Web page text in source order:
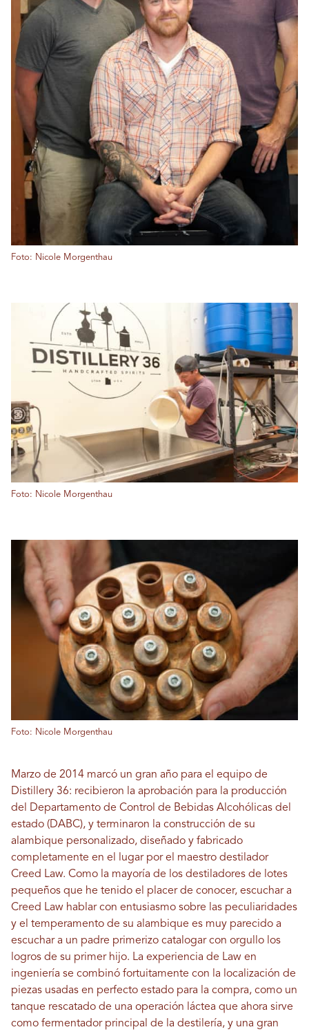
Foto: Nicole Morgenthau
Foto: Nicole Morgenthau
Foto: Nicole Morgenthau
Marzo de 2014 marcó un gran año para el equipo de
Distillery 36: recibieron la aprobación para la producción
del Departamento de Control de Bebidas Alcohólicas del
estado (DABC), y terminaron la construcción de su
alambique personalizado, diseñado y fabricado
completamente en el lugar por el maestro destilador
Creed Law. Como la mayoría de los destiladores de lotes
pequeños que he tenido el placer de conocer, escuchar a
Creed Law hablar con entusiasmo sobre las peculiaridades
y el temperamento de su alambique es muy parecido a
escuchar a un padre primerizo catalogar con orgullo los
logros de su primer hijo. La experiencia de Law en
ingeniería se combinó fortuitamente con la localización de
piezas usadas en perfecto estado para la compra, como un
tanque rescatado de una operación láctea que ahora sirve
como fermentador principal de la destilería, y una gran